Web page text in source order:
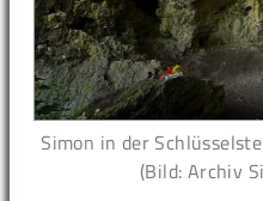
Simon in der
(Bild: Archiv